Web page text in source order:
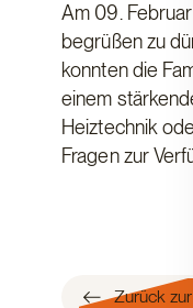
Am 09.
begrüßen zu
konnten die
einem
Heiztechnik
Fragen zur
Zurück zur